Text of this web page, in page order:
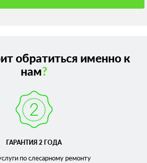
обратиться именно к
нам?
ГАРАНТИЯ 2 ГОДА
по слесарномуремонту